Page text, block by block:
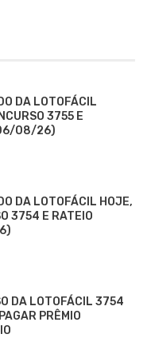
DA LOTOFÁCIL
3755 E
08/26)
DA LOTOFÁCIL HOJE,
3754 E RATEIO
DA LOTOFÁCIL 3754
PRÊMIO